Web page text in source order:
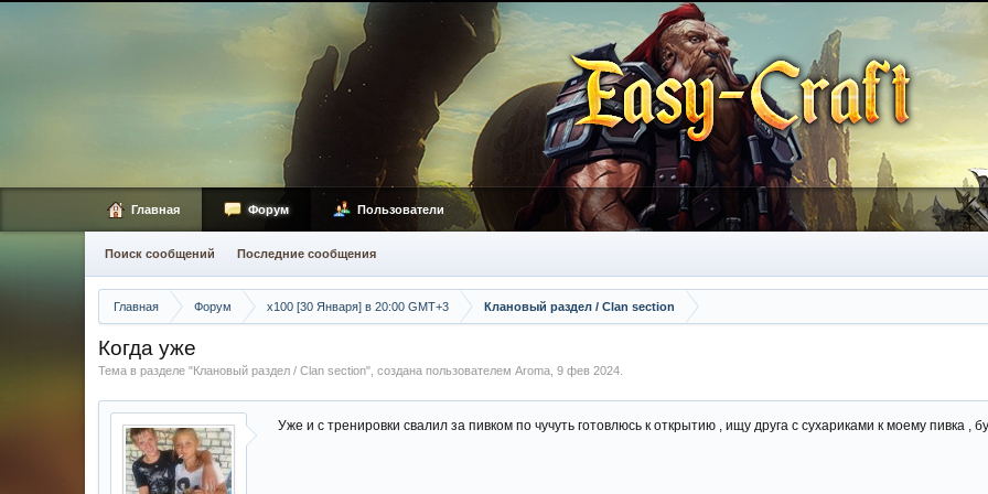
Главная Форум х100 [30 Января] в 20:00 GMT+3 Клановый раздел / Сlan section
Когда уже
Тема в разделе "Клановый раздел / Сlan section", создана пользователем Aroma 9 фев 2024
Уже и с тренировки свалил за пивком по чучуть готовлюсь к открытию , ищу друга с сухариками к моему пивка
Главная Форум
Поиск сообщений Последние сообщения
Пользователи